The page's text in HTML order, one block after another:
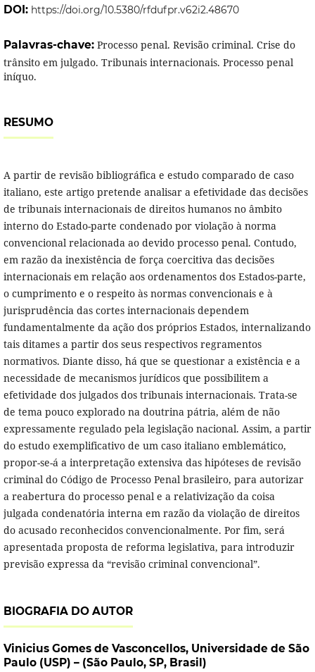
DOI: https://doi.org/10.5380/rfdufpr.v62i2.48670
Palavras-chave: Processo penal. Revisão criminal. Crise do
trânsito em julgado. Tribunais internacionais. Processo penal
iníquo.
RESUMO
A partir de revisão bibliográfica e estudo comparado de caso
italiano, este artigo pretende analisar a efetividade das decisões
de tribunais internacionais de direitos humanos no âmbito
interno do Estado-parte condenado por violação à norma
convencional relacionada ao devido processo penal. Contudo,
em razão da inexistência de força coercitiva das decisões
internacionais em relação aos ordenamentos dos Estados-parte,
o cumprimento e o respeito às normas convencionais e à
jurisprudência das cortes internacionais dependem
fundamentalmente da ação dos próprios Estados, internalizando
tais ditames a partir dos seus respectivos regramentos
normativos. Diante disso, há que se questionar a existência e a
necessidade de mecanismos jurídicos que possibilitem a
efetividade dos julgados dos tribunais internacionais. Trata-se
de tema pouco explorado na doutrina pátria, além de não
expressamente regulado pela legislação nacional. Assim, a partir
do estudo exemplificativo de um caso italiano emblemático,
propor-se-á a interpretação extensiva das hipóteses de revisão
criminal do Código de Processo Penal brasileiro, para autorizar
a reabertura do processo penal e a relativização da coisa
julgada condenatória interna em razão da violação de direitos
do acusado reconhecidos convencionalmente. Por fim, será
apresentada proposta de reforma legislativa, para introduzir
previsão expressa da “revisão criminal convencional”.
BIOGRAFIA DO AUTOR
Vinicius Gomes de Vasconcellos, Universidade de São
Paulo (USP) – (São Paulo, SP, Brasil)